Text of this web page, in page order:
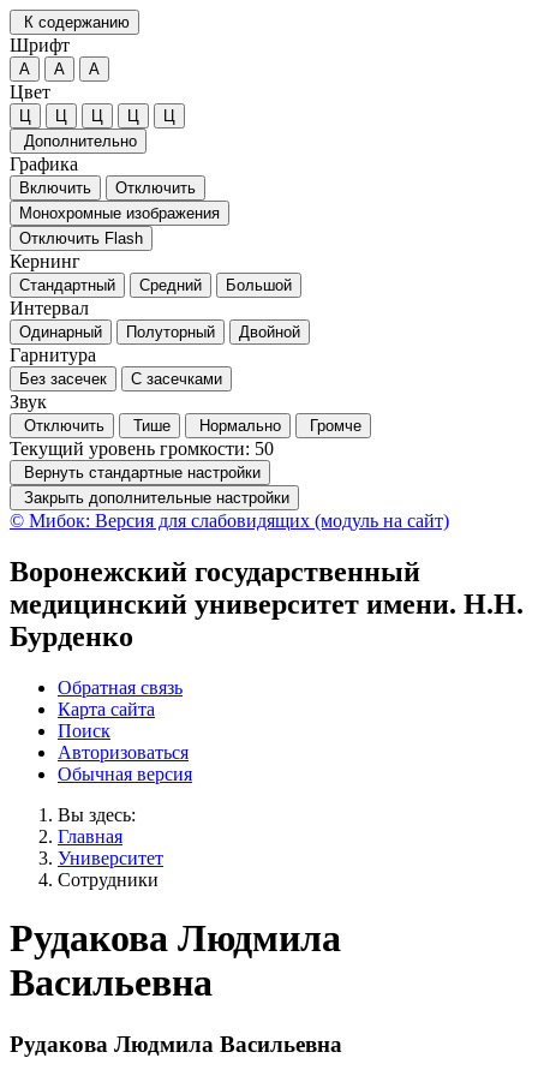
К содержанию
Шрифт
А А А
Цвет
Ц Ц Ц Ц
Ц
Дополнительно
Графика
Включить
Отключить
Монохромные изображения
Отключить Flash
Кернинг
Стандартный Средний Большой
Интервал
Одинарный Полуторный Двойной
Гарнитура
Без засечек С засечками
Звук
Отключить Тише Нормально Громче
Текущий уровень громкости: 50
Вернуть стандартные настройки
Закрыть дополнительные настройки
© Мибок: Версия для слабовидящих (модуль на сайт)
Воронежский государственный
медицинский университет имени. Н.Н.
Бурденко
Обратная связь
Карта сайта
Поиск
Авторизоваться
Обычная версия
Вы здесь:
Главная
Университет
Сотрудники
Рудакова Людмила
Васильевна
Рудакова Людмила Васильевна